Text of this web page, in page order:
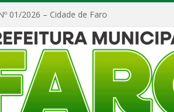
01/2026 – Cidade de Faro